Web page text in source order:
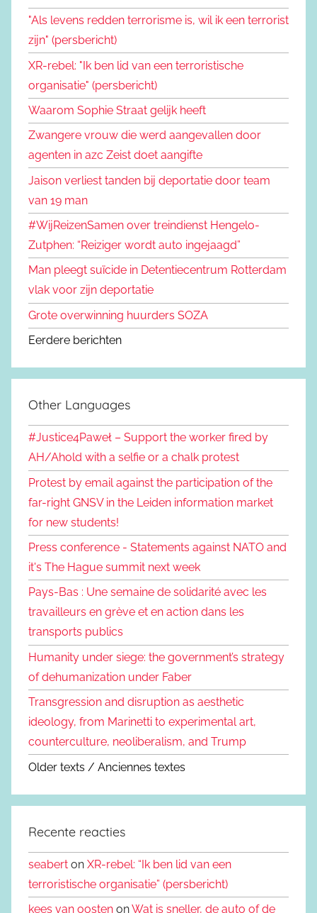
"Als levens redden terrorisme is, wil ik een terrorist
zijn" (persbericht)
XR-rebel: "Ik ben lid van een terroristische
organisatie" (persbericht)
Waarom Sophie Straat gelijk heeft
Zwangere vrouw die werd aangevallen door
agenten in azc Zeist doet aangifte
Jaison verliest tanden bij deportatie door team
van 19 man
#WijReizenSamen over treindienst Hengelo-
Zutphen: “Reiziger wordt auto ingejaagd”
Man pleegt suïcide in Detentiecentrum Rotterdam
vlak voor zijn deportatie
Grote overwinning huurders SOZA
Eerdere berichten
Other Languages
#Justice4Paweł – Support the worker fired by
AH/Ahold with a selfie or a chalk protest
Protest by email against the participation of the
far-right GNSV in the Leiden information market
for new students!
Press conference - Statements against NATO and
it's The Hague summit next week
Pays-Bas : Une semaine de solidarité avec les
travailleurs en grève et en action dans les
transports publics
Humanity under siege: the government’s strategy
of dehumanization under Faber
Transgression and disruption as aesthetic
ideology, from Marinetti to experimental art,
counterculture, neoliberalism, and Trump
Older texts / Anciennes textes
Recente reacties
seabert on XR-rebel: “Ik ben lid van een
terroristische organisatie” (persbericht)
kees van oosten onWat is sneller, de auto of de